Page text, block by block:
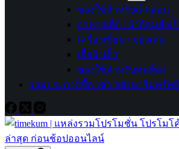
ของใช้สำหรับเด็กอ่อน
อาหารเด็ก / ผ้าอ้อมสำเ
เครื่องเขียน / ของเล่น
เสื้อผ้าเด็ก
ของใช้สำหรับคนท้อง
รวมประกาศซื้อ-เช่า อสังหาริมทรัพย์